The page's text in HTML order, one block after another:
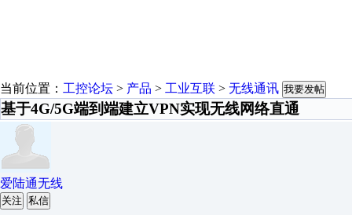
当前位置： 工控论坛 > 产品 > 工业互联 > 无线通讯 我要发帖
基于4G/5G端到端建立VPN实现无线网络直通
爱陆通无线
关注 私信